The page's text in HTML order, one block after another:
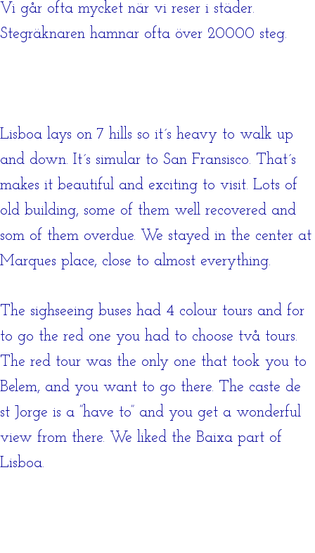
Vi går ofta mycket när vi reser i städer.
Stegräknaren hamnar ofta över 20000 steg.
Lisboa lays on 7 hills so it´s heavy to walk up
and down. It´s simular to San Fransisco. That´s
makes it beautiful and exciting to visit. Lots of
old building, some of them well recovered and
som of them overdue. We stayed in the center at
Marques place, close to almost everything.
The sighseeing buses had 4 colour tours and for
to go the red one you had to choose två tours.
The red tour was the only one that took you to
Belem, and you want to go there. The caste de
st Jorge is a ”have to” and you get a wonderful
view from there. We liked the Baixa part of
Lisboa.